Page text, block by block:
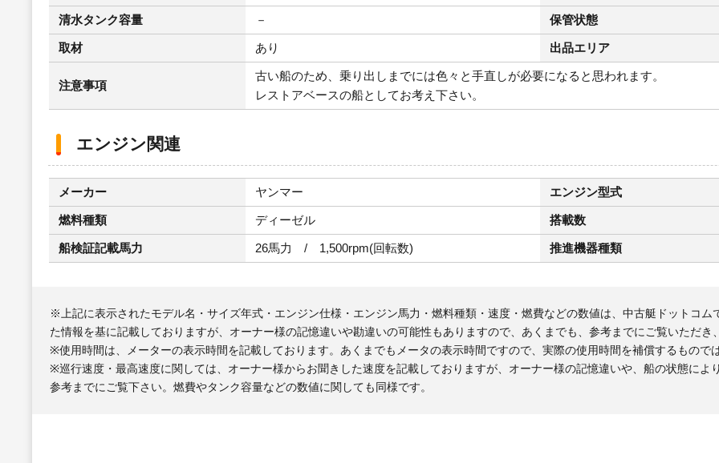
清水タンク容量 － 保管状態
取材 あり 出品エリア
注意事項
古い船のため、乗り出しまでには色々と手直しが必要になると思われます。
レストアベースの船としてお考え下さい。
エンジン関連
メーカー ヤンマー エンジン型式
燃料種類 ディーゼル 搭載数
船検証記載馬力 26馬力 / 1,500rpm(回転数) 推進機器種類
※上記に表示されたモデル名・サイズ年式・エンジン仕様・エンジン馬力・燃料種類・速度・燃費などの数値は、中古艇ドットコ
た情報を基に記載しておりますが、オーナー様の記憶違いや勘違いの可能性もありますので、あくまでも、参考までにご覧いただ
※使用時間は、メーターの表示時間を記載しております。あくまでもメータの表示時間ですので、実際の使用時間を補償するもので
※巡行速度・最高速度に関しては、オーナー様からお聞きした速度を記載しておりますが、オーナー様の記憶違いや、船の状態に
参考までにご覧下さい。燃費やタンク容量などの数値に関しても同様です。